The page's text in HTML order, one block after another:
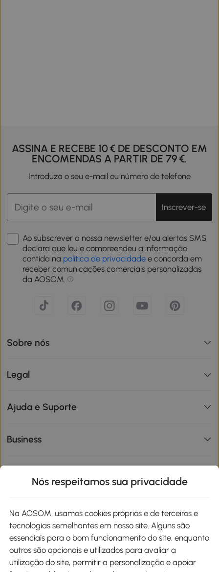
ASSINA E RECEBE 10 € DE DESCONTO EM
ENCOMENDAS A PARTIR DE 79 €.
Introduza o seu e-mail ou número de telefone
Inscrever-se
Ao subscrever a nossa newsletter e/ou alertas SMS
declara que leu e compreendeu a informação
contida na política de privacidade e concorda em
receber comunicações comerciais personalizadas
da AOSOM.
Sobre nós
Legal
Ajuda e Suporte
Business
Métodos de pagamento
Nós respeitamos sua privacidade
Na AOSOM, usamos cookies próprios e de terceiros e
tecnologias semelhantes em nosso site. Alguns são
essenciais para o bom funcionamento do site, enquanto
outros são opcionais e utilizados para avaliar a
utilização do site, permitir a personalização e apoiar